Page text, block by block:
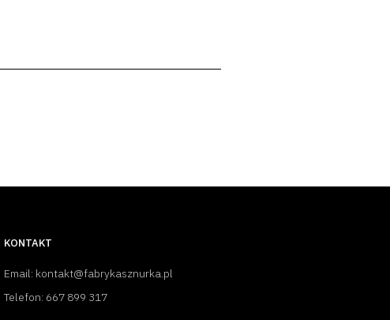
KONTAKT
Email: kontakt@fabrykasznurka.pl
Telefon: 667 899 317